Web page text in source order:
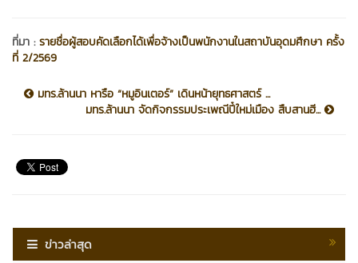
ที่มา :รายชื่อผู้สอบคัดเลือกได้เพื่อจ้างเป็นพนักงานในสถาบันอุดมศึกษา ครั้ง
ที่ 2/2569
มทร.ล้านนา หารือ “หมูอินเตอร์” เดินหน้ายุทธศาสตร์ ...
มทร.ล้านนา จัดกิจกรรมประเพณีปี๋ใหม่เมือง สืบสานฮี...
ข่าวล่าสุด